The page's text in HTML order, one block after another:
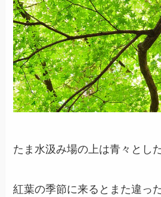
たま水汲み場の上は青々とし
紅葉の季節に来るとまた違っ